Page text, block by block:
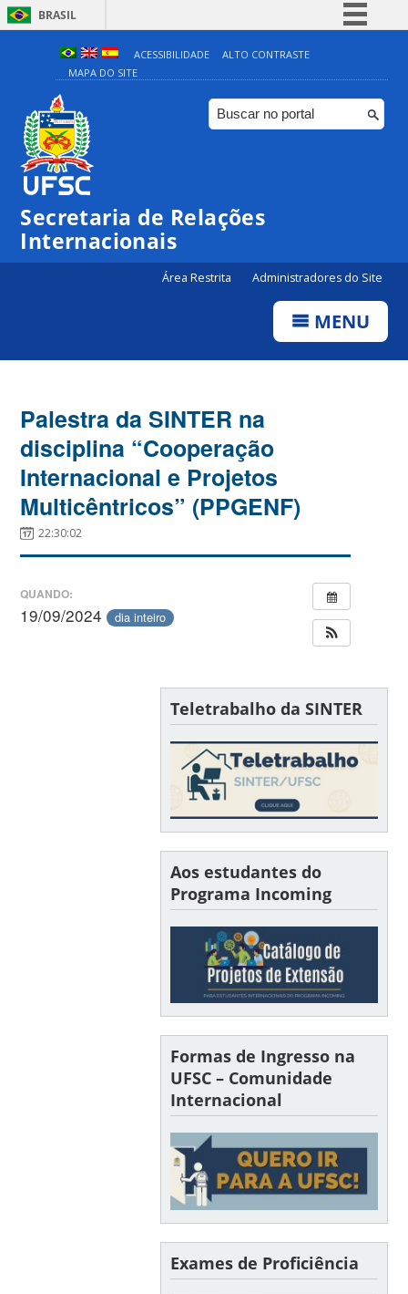
BRASIL
Simplifique!
Comunica BR
Participe
ACESSIBILIDADE
ALTO CONTRASTE
MAPA DO SITE
Secretaria de Relações
Internacionais
Área Restrita Administradores do Site
MENU
Palestra da SINTER na
disciplina “Cooperação
Internacional e Projetos
Multicêntricos” (PPGENF)
22:30:02
QUANDO:
19/09/2024 dia inteiro
Teletrabalho da SINTER
Aos estudantes do
Programa Incoming
Formas de Ingresso na
UFSC – Comunidade
Internacional
Exames de Proficiência